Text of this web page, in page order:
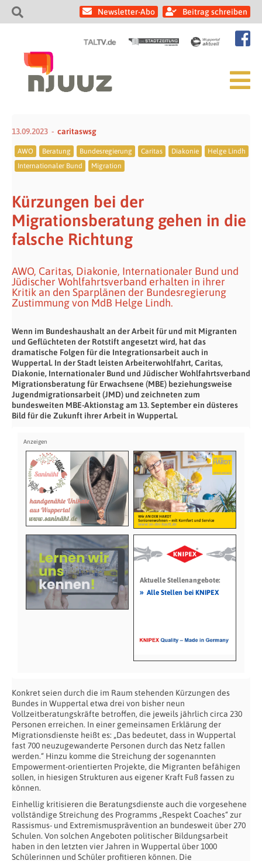
Newsletter-Abo Beitrag schreiben
13.09.2023 caritaswsg
AWO Beratung Bundesregierung Caritas Diakonie
Helge Lindh
Internationaler Bund
Migration
Kürzungen bei der
Migrationsberatung gehen in die
falsche Richtung
AWO, Caritas, Diakonie, Internationaler Bund und
Jüdischer Wohlfahrtsverband erhalten in ihrer
Kritik an den Sparplänen der Bundesregierung
Zustimmung von MdB Helge Lindh.
Wenn im Bundeshaushalt an der Arbeit für und mit Migranten
und Geflüchteten der Rotstift angesetzt wird, hat das
dramatische Folgen für die Integrationsarbeit auch in
Wuppertal. In der Stadt leisten Arbeiterwohlfahrt, Caritas,
Diakonie, Internationaler Bund und Jüdischer Wohlfahrtsverband
Migrationsberatung für Erwachsene (MBE) beziehungsweise
Jugendmigrationsarbeit (JMD) und zeichneten zum
bundesweiten MBE-Aktionstag am 13. September ein düsteres
Bild für die Zukunft ihrer Arbeit in Wuppertal.
Aktuelle Stellenangebote:
» Alle Stellen bei KNIPEX
Konkret seien durch die im Raum stehenden Kürzungen des
Bundes in Wuppertal etwa drei von bisher neun
Vollzeitberatungskräfte betroffen, die jeweils jährlich circa 230
Personen erreichen. In einer gemeinsamen Erklärung der
Migrationsdienste heißt es: „Das bedeutet, dass in Wuppertal
fast 700 neuzugewanderte Personen durch das Netz fallen
werden.“ Hinzu komme die Streichung der sogenannten
Empowerment-orientierten Projekte, die Migranten befähigen
sollen, in hiesigen Strukturen aus eigener Kraft Fuß fassen zu
können.
Einhellig kritisieren die Beratungsdienste auch die vorgesehene
vollständige Streichung des Programms „Respekt Coaches“ zur
Rassismus- und Extremismusprävention an bundesweit über 270
Schulen. Von solchen Angeboten politischer Bildungsarbeit
haben in den letzten vier Jahren in Wuppertal über 1000
Schülerinnen und Schüler profitieren können. Die